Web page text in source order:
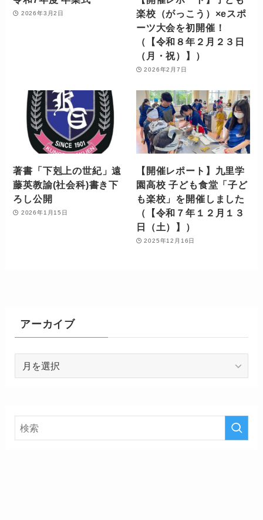
2026年3月2日
楽校（がっこう）×eスポ
ーツ大会を初開催！
（【令和８年２月２３日
（月・祝）】）
2026年2月7日
著書「下剋上の世紀」遠
藤英教諭(社会科)書き下
ろし公開
2026年1月15日
【開催レポート】九里学
園高校 子ども食堂「子ど
も楽校」を開催しました
（【令和７年１２月１３
日（土）】）
2025年12月16日
アーカイブ
ブ